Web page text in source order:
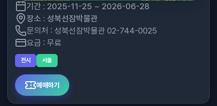
기간 : 2025-11-25 ~ 2026-06-28
장소 : 성북선잠박물관
문의처 : 성북선잠박물관 02-744-0025
요금 : 무료
전시 서울
예매하기